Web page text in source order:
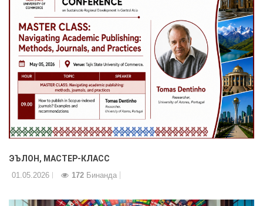
ЭЪЛОН, МАСТЕР-КЛАСС
01.05.2026 172 Бинанда